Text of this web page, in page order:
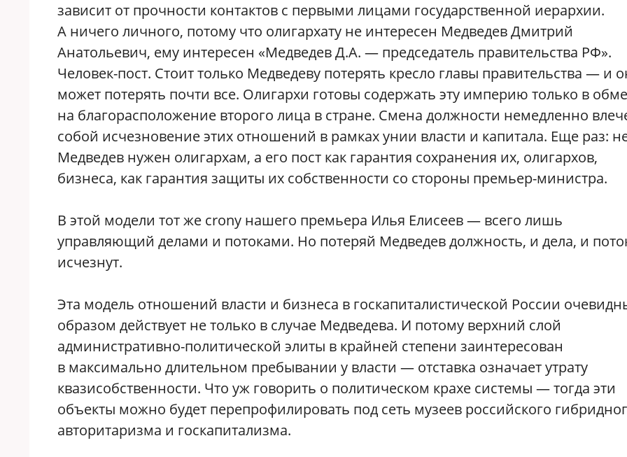
зависит от прочности контактов с первыми лицами государственной иерархии.
А ничего личного, потому что олигархату не интересен Медведев Дмитрий
Анатольевич, ему интересен «Медведев Д.А. — председатель правительства РФ».
Человек-пост. Стоит только Медведеву потерять кресло главы правительства — и
может потерять почти все. Олигархи готовы содержать эту империю только в
на благорасположение второго лица в стране. Смена должности немедленно
собой исчезновение этих отношений в рамках унии власти и капитала. Еще раз:
Медведев нужен олигархам, а его пост как гарантия сохранения их, олигархов,
бизнеса, как гарантия защиты их собственности со стороны премьер-министра.
В этой модели тот же crony нашего премьера Илья Елисеев — всего лишь
управляющий делами и потоками. Но потеряй Медведев должность, и дела, и
исчезнут.
Эта модель отношений власти и бизнеса в госкапиталистической России
образом действует не только в случае Медведева. И потому верхний слой
административно-политической элиты в крайней степени заинтересован
в максимально длительном пребывании у власти — отставка означает утрату
квазисобственности. Что уж говорить о политическом крахе системы — тогда эти
объекты можно будет перепрофилировать под сеть музеев российского
авторитаризма и госкапитализма.